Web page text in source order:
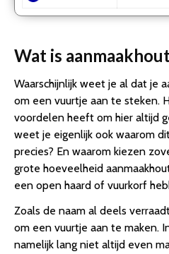
Wat is
Waarschijnlijk weet je al dat je
om een vuurtje aan te steken.
voordelen heeft om hier altijd
weet je eigenlijk ook waarom
precies? En waarom kiezen
grote hoeveelheid
een open haard of vuurkorf
Zoals de naam al deels
om een vuurtje aan te maken.
namelijk lang niet altijd even